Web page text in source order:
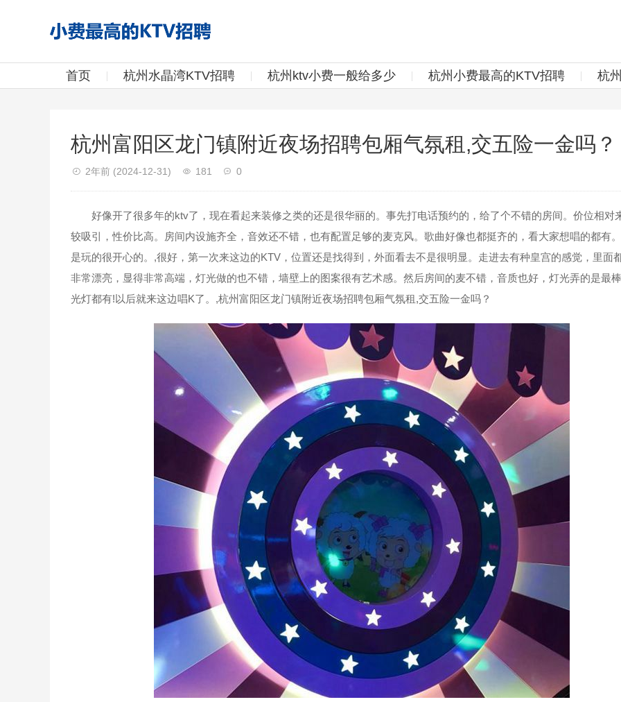
首页 杭州水晶湾KTV招聘 杭州ktv小费一般给多少 杭州小费最高的KTV招聘 杭
杭州富阳区龙门镇附近夜场招聘包厢气氛租,交五险一金吗？
2年前 (2024-12-31) 181 0
好像开了很多年的ktv了，现在看起来装修之类的还是很华丽的。事先打电话预约的，给了个不错的房间。价位相对
较吸引，性价比高。房间内设施齐全，音效还不错，也有配置足够的麦克风。歌曲好像也都挺齐的，看大家想唱的都有
是玩的很开心的。,很好，第一次来这边的KTV，位置还是找得到，外面看去不是很明显。走进去有种皇宫的感觉，里面
非常漂亮，显得非常高端，灯光做的也不错，墙壁上的图案很有艺术感。然后房间的麦不错，音质也好，灯光弄的是最
光灯都有!以后就来这边唱K了。,杭州富阳区龙门镇附近夜场招聘包厢气氛租,交五险一金吗？